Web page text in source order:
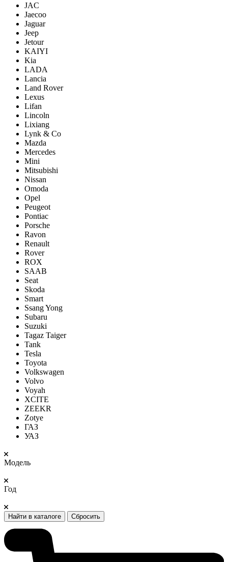
JAC
Jaecoo
Jaguar
Jeep
Jetour
KAIYI
Kia
LADA
Lancia
Land Rover
Lexus
Lifan
Lincoln
Lixiang
Lynk & Co
Mazda
Mercedes
Mini
Mitsubishi
Nissan
Omoda
Opel
Peugeot
Pontiac
Porsсhe
Ravon
Renault
Rover
ROX
SAAB
Seat
Skoda
Smart
Ssang Yong
Subaru
Suzuki
Tagaz Taiger
Tank
Tesla
Toyota
Volkswagen
Volvo
Voyah
XCITE
ZEEKR
Zotye
ГАЗ
УАЗ
Модель
Год
Найти в каталоге Сбросить